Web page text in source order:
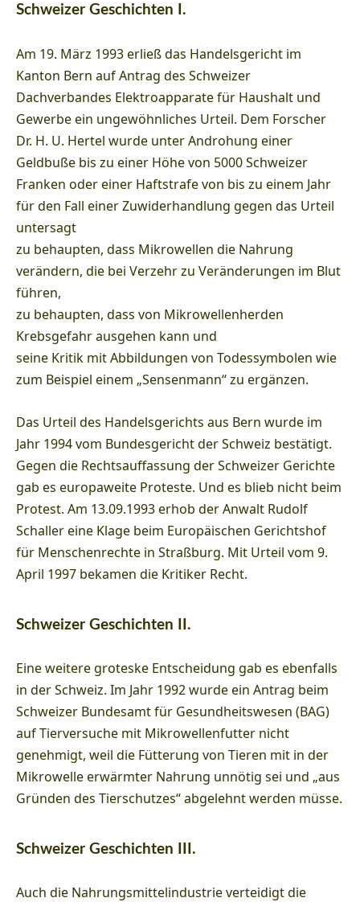
Schweizer Geschichten I.
Am 19. März 1993 erließ das Handelsgericht im
Kanton Bern auf Antrag des Schweizer
Dachverbandes Elektroapparate für Haushalt und
Gewerbe ein ungewöhnliches Urteil. Dem Forscher
Dr. H. U. Hertel wurde unter Androhung einer
Geldbuße bis zu einer Höhe von 5000 Schweizer
Franken oder einer Haftstrafe von bis zu einem Jahr
für den Fall einer Zuwiderhandlung gegen das Urteil
untersagt
zu behaupten, dass Mikrowellen die Nahrung
verändern, die bei Verzehr zu Veränderungen im Blut
führen,
zu behaupten, dass von Mikrowellenherden
Krebsgefahr ausgehen kann und
seine Kritik mit Abbildungen von Todessymbolen wie
zum Beispiel einem „Sensenmann“ zu ergänzen.
Das Urteil des Handelsgerichts aus Bern wurde im
Jahr 1994 vom Bundesgericht der Schweiz bestätigt.
Gegen die Rechtsauffassung der Schweizer Gerichte
gab es europaweite Proteste. Und es blieb nicht beim
Protest. Am 13.09.1993 erhob der Anwalt Rudolf
Schaller eine Klage beim Europäischen Gerichtshof
für Menschenrechte in Straßburg. Mit Urteil vom 9.
April 1997 bekamen die Kritiker Recht.
Schweizer Geschichten II.
Eine weitere groteske Entscheidung gab es ebenfalls
in der Schweiz. Im Jahr 1992 wurde ein Antrag beim
Schweizer Bundesamt für Gesundheitswesen (BAG)
auf Tierversuche mit Mikrowellenfutter nicht
genehmigt, weil die Fütterung von Tieren mit in der
Mikrowelle erwärmter Nahrung unnötig sei und „aus
Gründen des Tierschutzes“ abgelehnt werden müsse.
Schweizer Geschichten III.
Auch die Nahrungsmittelindustrie verteidigt die